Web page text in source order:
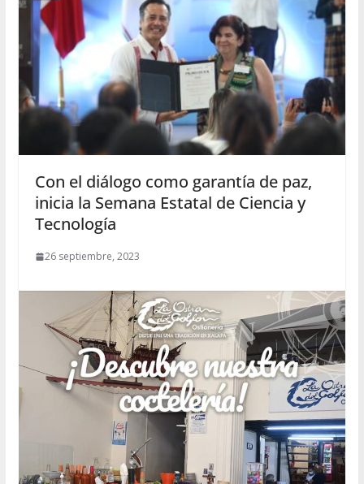
Con el diálogo como garantía de paz,
inicia la Semana Estatal de Ciencia y
Tecnología
26 septiembre, 2023